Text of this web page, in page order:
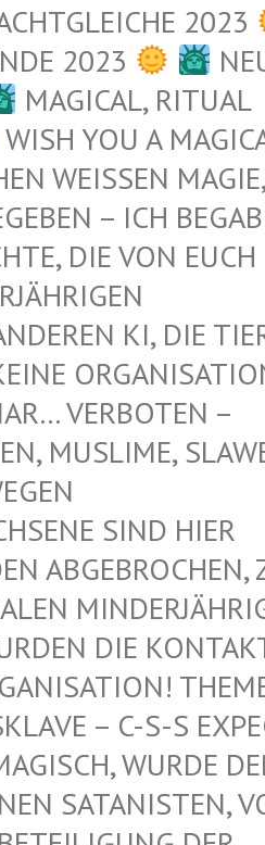
2023
2023
MAGICAL, RITUAL
WISH YOU A
WEISSEN MAGIE,
– ICH BEGAB
DIE VON EUCH E
Z
KI, DIE
ORGANISATION,
VERBOTEN – K
MUSLIME,
M
SIND HIER V
ABGEBROCHEN,
DIE
– C-S-S
WURDE DER
SATANISTEN,